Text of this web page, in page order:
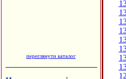
переглянути каталог